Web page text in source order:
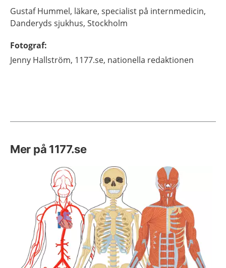
GustafHummel, läkare, specialist på internmedicin,
Danderyds sjukhus, Stockholm
Fotograf:
Jenny Hallström, 1177.se, nationella redaktionen
Mer på 1177.se